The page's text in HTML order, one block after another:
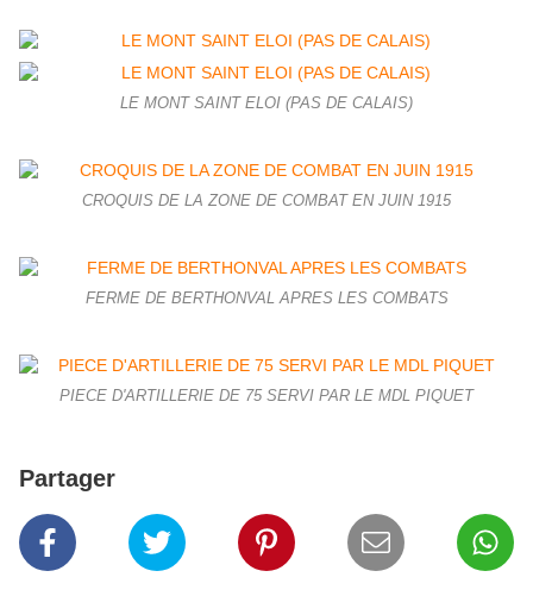
LE MONT SAINT ELOI (PAS DE CALAIS)
CROQUIS DE LA ZONE DE COMBAT EN JUIN 1915
FERME DE BERTHONVAL APRES LES COMBATS
PIECE D'ARTILLERIE DE 75 SERVI PAR LE MDL PIQUET
Partager